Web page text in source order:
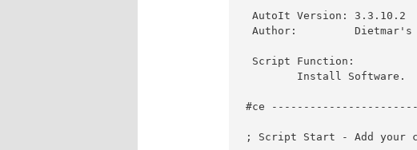
AutoIt Version: 3.3.10.2
Author:         Dietmar's
Script Function:
#ce
; Script Start - Add your